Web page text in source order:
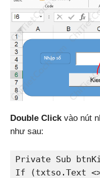
Double Clickvào nút
như sau:
Private Sub
If (txtso.Text